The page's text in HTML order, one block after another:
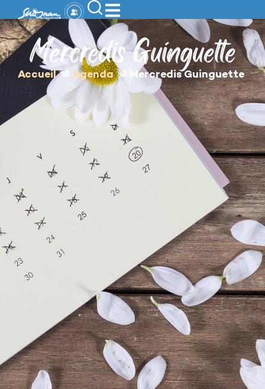
principal
Mercredis Guinguette
Accueil༄ Agenda༄ Mercredis Guinguette